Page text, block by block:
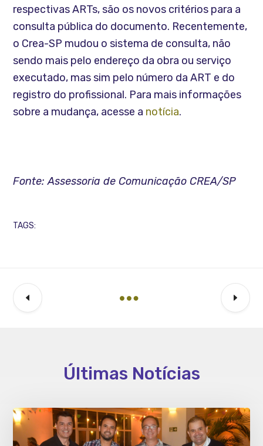
respectivas ARTs, são os novos critérios para a
consulta pública do documento. Recentemente,
o Crea-SP mudou o sistema de consulta, não
sendo mais pelo endereço da obra ou serviço
executado, mas sim pelo número da ART e do
registro do profissional. Para mais informações
sobre a mudança, acesse a notícia.
Fonte: Assessoria de Comunicação CREA/SP
TAGS:
Últimas Notícias